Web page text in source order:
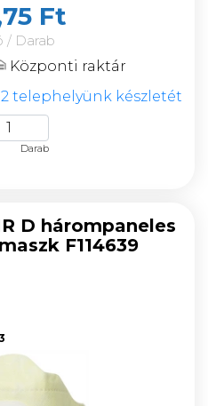
Ft
/ Darab
Központi raktár
telephelyünk készletét
Darab
D hárompaneles
F114639